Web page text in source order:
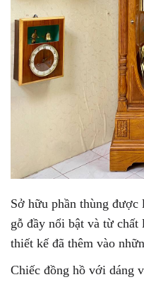
Sở hữu phần thùng
gỗ đầy nổi bật và từ chất
thiết kế đã thêm vào
Chiếc đồng hồ với dáng